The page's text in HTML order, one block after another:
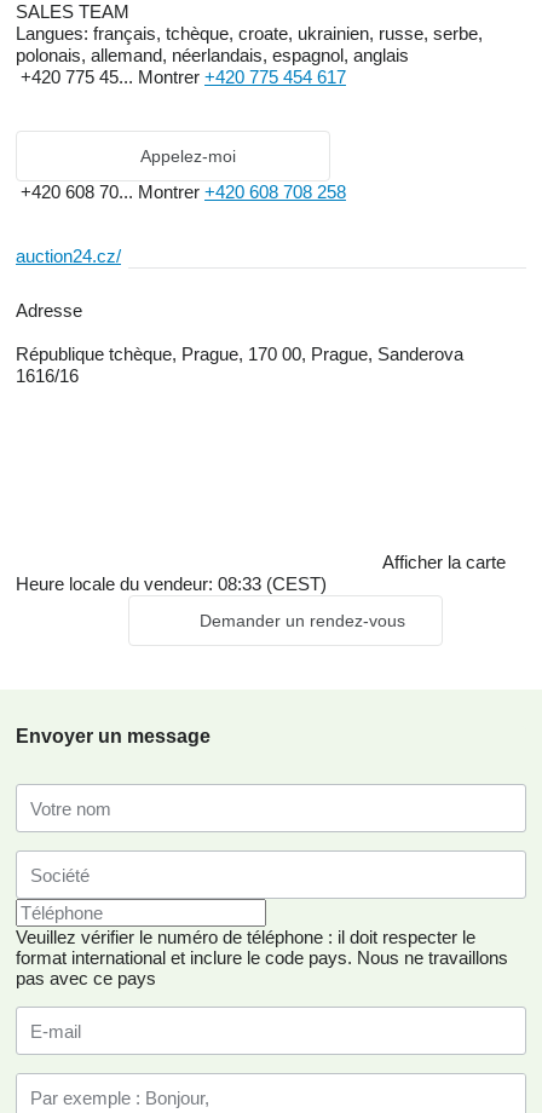
SALES TEAM
Langues: français, tchèque, croate, ukrainien, russe, serbe,
polonais, allemand, néerlandais, espagnol, anglais
+420 775 45... Montrer +420 775 454 617
Appelez-moi
+420 608 70... Montrer +420 608 708 258
auction24.cz/
Adresse
République tchèque, Prague, 170 00, Prague, Sanderova
1616/16
Afficher la carte
Heure locale du vendeur: 08:33 (CEST)
Demander un rendez-vous
Envoyer un message
Veuillez vérifier le numéro de téléphone : il doit respecter le
format international et inclure le code pays. Nous ne travaillons
pas avec ce pays